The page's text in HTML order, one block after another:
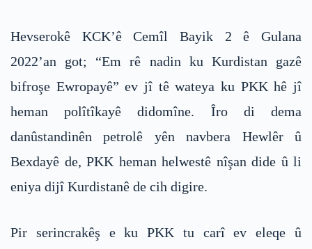
Hevserokê KCK’ê Cemîl Bayik 2 ê Gulana
2022’an got; “Em rê nadin ku Kurdistan gazê
bifroşe Ewropayê” ev jî tê wateya ku PKK hê jî
heman polîtîkayê didomîne. Îro di dema
danûstandinên petrolê yên navbera Hewlêr û
Bexdayê de, PKK heman helwestê nîşan dide û li
eniya dijî Kurdistanê de cih digire.
Pir serincrakêş e ku PKK tu carî ev eleqe û